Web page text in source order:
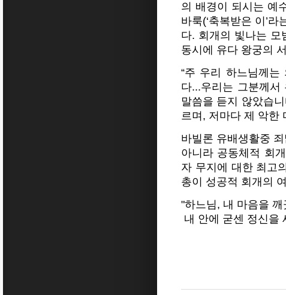
의 배경이 되시는 예
바룩(‘축복받은 이’
다. 회개의 빛나는 모
동시에 유다 왕궁의
“주 우리 하느님께는
다...우리는 그분께서
말씀을 듣지 않았습
르며, 저마다 제 악한
바빌론 유배생활중
아니라 공동체적 회
자 무지에 대한 최고
총이 성공적 회개의
"하느님, 내 마음을
내 안에 굳센 정신을